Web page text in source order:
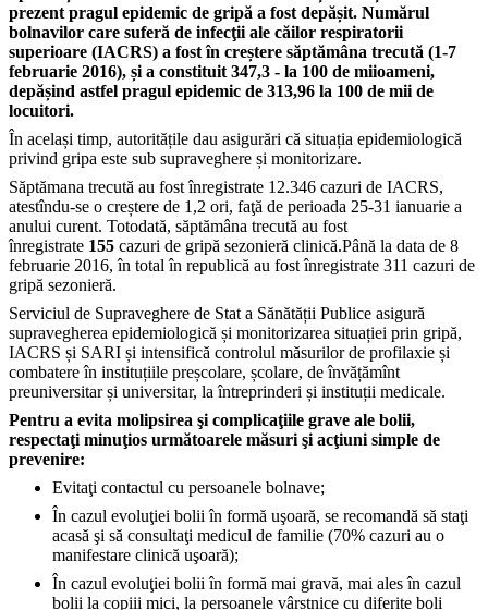
prezent pragul epidemic de gripă a fost depășit. Numărul
bolnavilor care suferă de infecţii ale căilor respiratorii
superioare (IACRS) a fost în creștere săptămâna trecută (1-7
februarie 2016), și a constituit 347,3 - la 100 de miioameni,
depășind astfel pragul epidemic de 313,96 la 100 de mii de
locuitori.
În același timp, autoritățile dau asigurări că situația epidemiologică
privind gripa este sub supraveghere și monitorizare.
Săptămana trecută au fost înregistrate 12.346 cazuri de IACRS,
atestîndu-se o creștere de 1,2 ori, faţă de perioada 25-31 ianuarie a
anului curent. Totodată, săptămâna trecută au fost
înregistrate 155 cazuri de gripă sezonieră clinică.Până la data de 8
februarie 2016, în total în republică au fost înregistrate 311 cazuri de
gripă sezonieră.
Serviciul de Supraveghere de Stat a Sănătății Publice asigură
supravegherea epidemiologică și monitorizarea situației prin gripă,
IACRS și SARI și intensifică controlul măsurilor de profilaxie și
combatere în instituțiile preșcolare, școlare, de învățămînt
preuniversitar și universitar, la întreprinderi și instituții medicale.
Pentru a evita molipsirea şi complicaţiile grave ale bolii,
respectaţi minuţios următoarele măsuri şi acţiuni simple de
prevenire:
Evitaţi contactul cu persoanele bolnave;
În cazul evoluţiei bolii în formă uşoară, se recomandă să staţi
acasă şi să consultaţi medicul de familie (70% cazuri au o
manifestare clinică uşoară);
În cazul evoluţiei bolii în formă mai gravă, mai ales în cazul
bolii la copiii mici, la persoanele vârstnice cu diferite boli